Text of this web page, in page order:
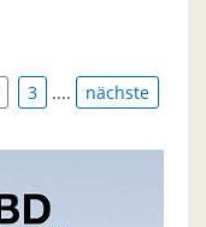
3 .... nächste